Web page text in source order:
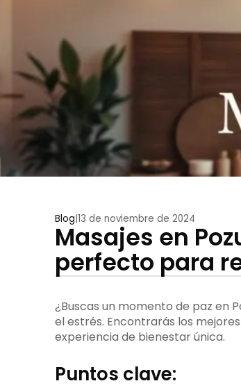
Blog 13 de noviembre de 2024
Masajes en
perfecto para
¿Buscas un momento de paz en
el estrés. Encontrarás los mejores
experiencia de bienestar única.
Puntos clave: